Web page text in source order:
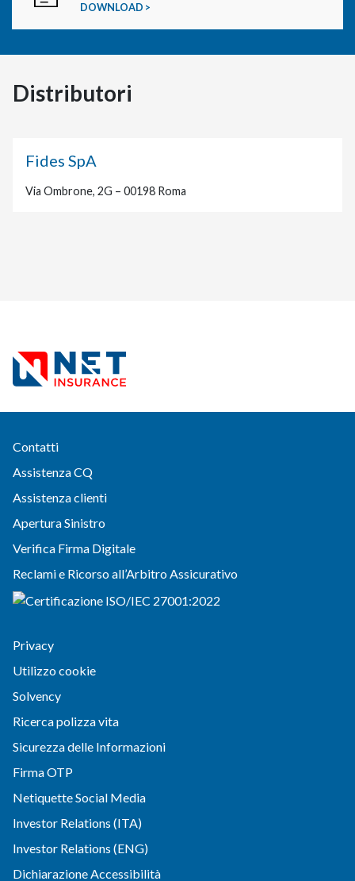
DOWNLOAD >
Distributori
Fides SpA
Via Ombrone, 2G – 00198 Roma
Contatti
Assistenza CQ
Assistenza clienti
Apertura Sinistro
Verifica Firma Digitale
Reclami e Ricorso all’Arbitro Assicurativo
Privacy
Utilizzo cookie
Solvency
Ricerca polizza vita
Sicurezza delle Informazioni
Firma OTP
Netiquette Social Media
Investor Relations (ITA)
Investor Relations (ENG)
Dichiarazione Accessibilità